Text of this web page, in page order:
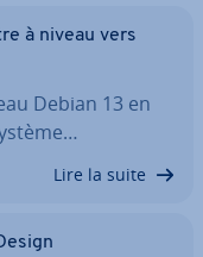
à niveau vers
Debian 13 en
Lire la suite